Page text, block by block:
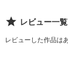
レビュー一覧
レビューした作品は